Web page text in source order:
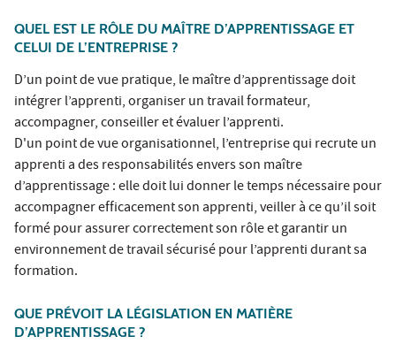
QUEL EST LE RÔLE DU MAÎTRE D’APPRENTISSAGE ET
CELUI DE L’ENTREPRISE ?
D’un point de vue pratique, le maître d’apprentissage doit
intégrer l’apprenti, organiser un travail formateur,
accompagner, conseiller et évaluer l’apprenti.
D'un point de vue organisationnel, l’entreprise qui recrute un
apprenti a des responsabilités envers son maître
d’apprentissage : elle doit lui donner le temps nécessaire pour
accompagner efficacement son apprenti, veiller à ce qu’il soit
formé pour assurer correctement son rôle et garantir un
environnement de travail sécurisé pour l’apprenti durant sa
formation.
QUE PRÉVOIT LA LÉGISLATION EN MATIÈRE
D’APPRENTISSAGE ?